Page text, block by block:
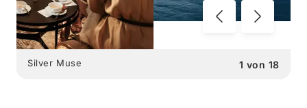
1 von 18
Silver Muse